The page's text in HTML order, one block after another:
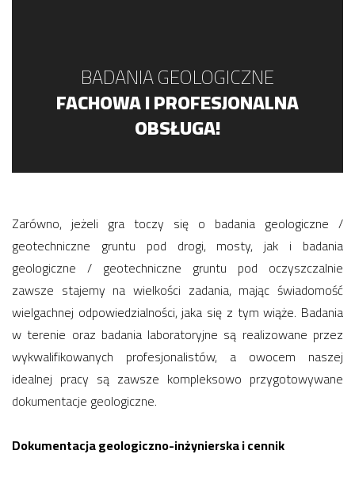
BADANIA GEOLOGICZNE
FACHOWA I PROFESJONALNA
OBSŁUGA!
Zarówno, jeżeli gra toczy się o badania geologiczne /
geotechniczne gruntu pod drogi, mosty, jak i badania
geologiczne / geotechniczne gruntu pod oczyszczalnie
zawsze stajemy na wielkości zadania, mając świadomość
wielgachnej odpowiedzialności, jaka się z tym wiąże. Badania
w terenie oraz badania laboratoryjne są realizowane przez
wykwalifikowanych profesjonalistów, a owocem naszej
idealnej pracy są zawsze kompleksowo przygotowywane
dokumentacje geologiczne.
Dokumentacja geologiczno-inżynierska i cennik